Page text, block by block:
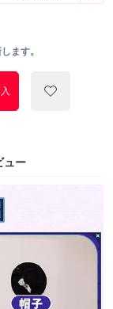
ます。
ュー